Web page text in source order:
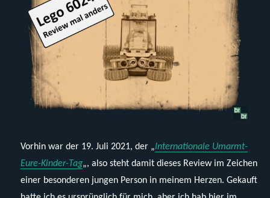
Vorhin war der 19. Juli 2021, der „Internationale Umarmt-
Eure-Kinder-Tag„, also steht damit dieses Review im Zeichen
einer besonderen jungen Person in meinem Herzen. Gekauft